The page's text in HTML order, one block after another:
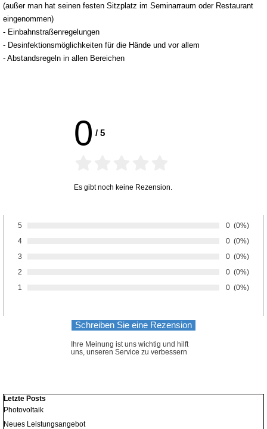
(außer man hat seinen festen Sitzplatz im Seminarraum oder Restaurant
eingenommen)
- Einbahnstraßenregelungen
- Desinfektionsmöglichkeiten für die Hände und vor allem
- Abstandsregeln in allen Bereichen
0 / 5
Es gibt noch keine Rezension.
5 Anzahl von
0 (0%)
4 Anzahl von
0 (0%)
3 Anzahl von
0 (0%)
2 Anzahl von
0 (0%)
1 Anzahl von
0 (0%)
Ihre Meinung ist uns wichtig und hilft
uns, unseren Service zu verbessern
Block überspringen Letzte Posts
Letzte Posts
Photovoltaik
Neues Leistungsangebot